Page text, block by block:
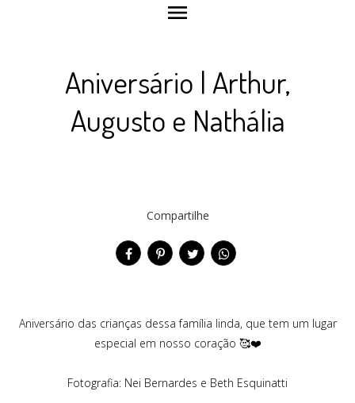
menu
Aniversário | Arthur,
Augusto e Nathália
Compartilhe
Aniversário das crianças dessa família linda, que tem um lugar
especial em nosso coração 🥰❤️
Fotografia: Nei Bernardes e Beth Esquinatti